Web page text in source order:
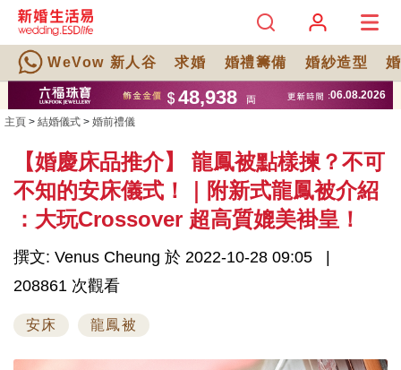
WeVow 新人谷 求婚 婚禮籌備 婚紗造型
主頁 > 結婚儀式 > 婚前禮儀
【婚慶床品推介】 龍鳳被點樣揀？不可
不知的安床儀式！｜附新式龍鳳被介紹
：大玩Crossover 超高質媲美褂皇！
撰文: Venus Cheung 於 2022-10-28 09:05
208861 次觀看
安床 龍鳳被